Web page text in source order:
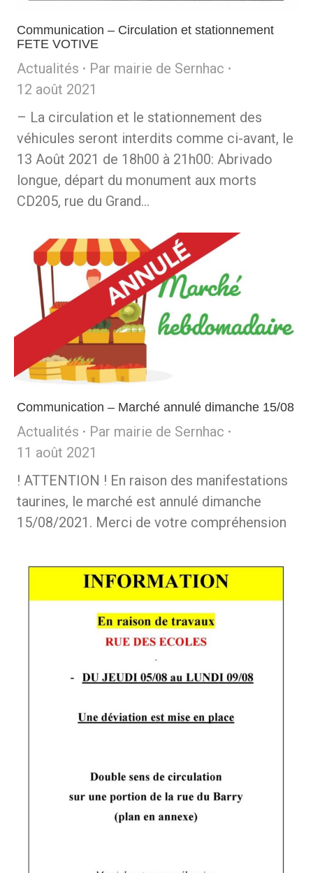
Communication – Circulation et stationnement
FETE VOTIVE
Actualités Par mairie de Sernhac
12 août 2021
– La circulation et le stationnement des
véhicules seront interdits comme ci-avant, le
13 Août 2021 de 18h00 à 21h00: Abrivado
longue, départ du monument aux morts
CD205, rue du Grand…
Communication – Marché annulé dimanche 15/08
Actualités Par mairie de Sernhac
11 août 2021
! ATTENTION ! En raison des manifestations
taurines, le marché est annulé dimanche
15/08/2021. Merci de votre compréhension